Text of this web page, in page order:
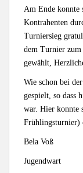
Am Ende konnte
Kontrahenten
Turniersieg
dem Turnier zum
gewählt,
Wie schon bei
gespielt, so dass
war. Hier konnte
Frühlingsturnier)
Bela Voß
Jugendwart